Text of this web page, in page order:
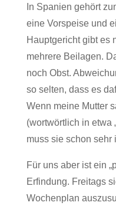
In Spanien gehört
eine Vorspeise und
Hauptgericht gibt es
mehrere Beilagen.
noch Obst.
so selten, dass es
Wenn meine Mutter
(wortwörtlich in etwa
muss sie schon sehr
Für uns aber ist ein
Erfindung. Freitags
Wochenplan